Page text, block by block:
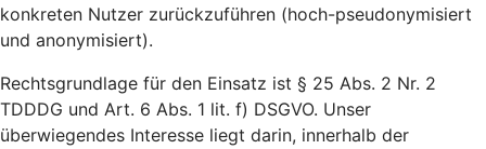
konkreten Nutzer zurückzuführen (hoch-pseudonymisiert
und anonymisiert).
Rechtsgrundlage für den Einsatz ist § 25 Abs. 2 Nr. 2
TDDDG und Art. 6 Abs. 1 lit. f) DSGVO. Unser
überwiegendes Interesse liegt darin, innerhalb der